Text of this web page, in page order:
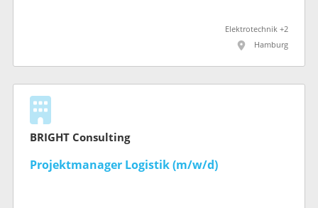
Elektrotechnik +2
Hamburg
BRIGHT Consulting
Projektmanager Logistik (m/w/d)